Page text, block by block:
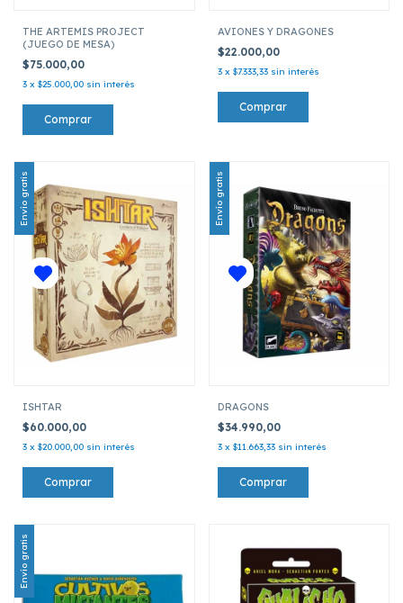
THE ARTEMIS PROJECT
(JUEGO DE MESA)
$75.000,00
3 x $25.000,00 sin interés
AVIONES Y DRAGONES
$22.000,00
3 x $7.333,33 sin interés
Envío gratis
ISHTAR
$60.000,00
3 x $20.000,00 sin interés
Envío gratis
DRAGONS
$34.990,00
3 x $11.663,33 sin interés
Envío gratis